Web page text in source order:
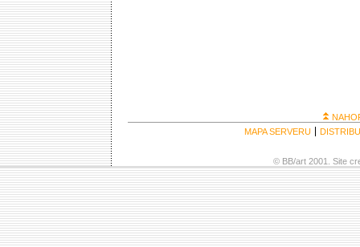
MAPA SERVERU
© BB/art 2001. Site